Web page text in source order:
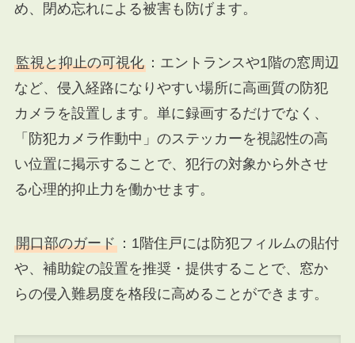
め、閉め忘れによる被害も防げます。
監視と抑止の可視化：エントランスや1階の窓周辺
など、侵入経路になりやすい場所に高画質の防犯
カメラを設置します。単に録画するだけでなく、
「防犯カメラ作動中」のステッカーを視認性の高
い位置に掲示することで、犯行の対象から外させ
る心理的抑止力を働かせます。
開口部のガード：1階住戸には防犯フィルムの貼付
や、補助錠の設置を推奨・提供することで、窓か
らの侵入難易度を格段に高めることができます。